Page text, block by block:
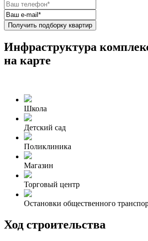
Получить подборку квартир
Инфраструктура
на карте
Школа
Детский сад
Поликлиника
Магазин
Торговый центр
Остановки общественного
Ход строительства